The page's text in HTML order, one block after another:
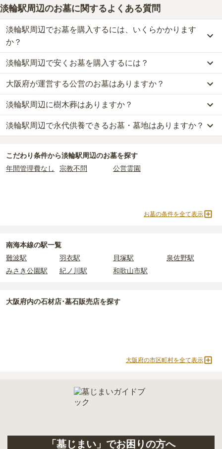
淡輪駅周辺のお墓に関するよくある質問
淡輪駅周辺でお墓を購入するには、いくらかかります
か？
淡輪駅周辺での購入費用の目安は、一般墓が約174万円
一般墓を建てる場合は、「永代使用料（土地代）」と「墓石代」の
2つが主な費用となります。
淡輪駅周辺の一般墓の永代使用料の平均は28万円で、墓石代は大阪
府の平均145.7万円です。いずれも区画の広さや墓石の大きさ・素
開眼法要の費用 ：お墓を新しく建てた際に行う儀式のための費
用。僧侶に渡すお布施がかかります。
・納骨式の費用 ：お墓に遺骨を納める儀式のための費用。僧侶に渡
現地見学では、担当者に「提示金額以外にかかる費用はないか」を
必ず確認することをおすすめします。
現地への見学が難しい場合は、資料請求でも各霊園の詳しい料金案
淡輪駅周辺で安くお墓を購入するには？
淡輪駅周辺で一番安価なお墓は、大阪市設 泉南メモリアルパークの
一般墓で、55万円(墓石代別)からお求めいただけます。
一般的に最も費用を抑えられるのは、他の方のご遺骨と一緒に埋葬
する「合祀墓（ごうしぼ）」と呼ばれるタイプです。個別のお墓に
比べて省スペースで管理の手間がかからないため、費用が安く設定
価格の目安は、1名あたり5万円〜30万円程度です。
淡輪駅周辺で安価なお墓を探したい場合は、
大阪府が運営する公営のお墓はありますか？
淡輪駅周辺には、大阪府が運営する公営の霊園が
大阪市設 泉南メモリアルパークと岬町立淡輪墓地がそれにあたり
ます。
れているケースがほとんどです。
主な条件として、遺骨がすでにある、該当の市区町村に一定年数以
契約条件の詳細は、各霊園のページをご確認いただくか、資料請求
淡輪駅周辺に樹木葬はありますか？
淡輪駅周辺には、樹木葬の掲載がありません。
自然葬をお考えの場合は、海洋散骨もご検討ください。
淡輪駅周辺で永代供養できるお墓・墓地はありますか？
永代供養をお考えの場合は、海洋散骨もご検討ください。
こだわり条件から淡輪駅周辺のお墓を探す
年間管理費なし
宗教不問 公営霊園
お墓の条件を全て表示
南海本線の駅一覧
難波駅
羽衣駅 貝塚駅
泉佐野駅
みさき公園駅
紀ノ川駅 和歌山市駅
大阪府内の石材店･墓石販売店を探す
大阪府の市区町村を全て表示
「墓じまい」でお困りの方へ